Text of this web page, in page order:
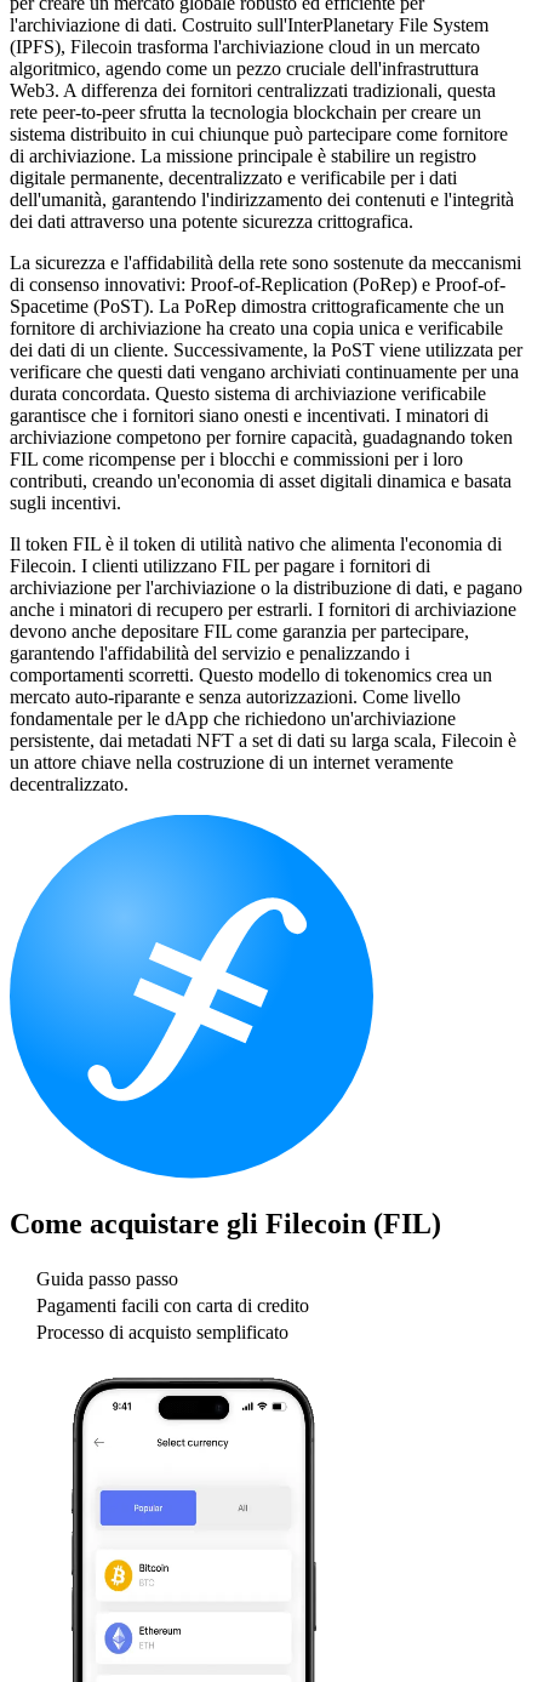
l'archiviazione di dati. Costruito sull'InterPlanetary File System
(IPFS), Filecoin trasforma l'archiviazione cloud in un mercato
algoritmico, agendo come un pezzo cruciale dell'infrastruttura
Web3. A differenza dei fornitori centralizzati tradizionali, questa
rete peer-to-peer sfrutta la tecnologia blockchain per creare un
sistema distribuito in cui chiunque può partecipare come fornitore
di archiviazione. La missione principale è stabilire un registro
digitale permanente, decentralizzato e verificabile per i dati
dell'umanità, garantendo l'indirizzamento dei contenuti e l'integrità
dei dati attraverso una potente sicurezza crittografica.
La sicurezza e l'affidabilità della rete sono sostenute da meccanismi
di consenso innovativi: Proof-of-Replication (PoRep) e Proof-of-
Spacetime (PoST). La PoRep dimostra crittograficamente che un
fornitore di archiviazione ha creato una copia unica e verificabile
dei dati di un cliente. Successivamente, la PoST viene utilizzata per
verificare che questi dati vengano archiviati continuamente per una
durata concordata. Questo sistema di archiviazione verificabile
garantisce che i fornitori siano onesti e incentivati. I minatori di
archiviazione competono per fornire capacità, guadagnando token
FIL come ricompense per i blocchi e commissioni per i loro
contributi, creando un'economia di asset digitali dinamica e basata
sugli incentivi.
Il token FIL è il token di utilità nativo che alimenta l'economia di
Filecoin. I clienti utilizzano FIL per pagare i fornitori di
archiviazione per l'archiviazione o la distribuzione di dati, e pagano
anche i minatori di recupero per estrarli. I fornitori di archiviazione
devono anche depositare FIL come garanzia per partecipare,
garantendo l'affidabilità del servizio e penalizzando i
comportamenti scorretti. Questo modello di tokenomics crea un
mercato auto-riparante e senza autorizzazioni. Come livello
fondamentale per le dApp che richiedono un'archiviazione
persistente, dai metadati NFT a set di dati su larga scala, Filecoin è
un attore chiave nella costruzione di un internet veramente
decentralizzato.
Come acquistare gli Filecoin (FIL)
Guida passo passo
Pagamenti facili con carta di credito
Processo di acquisto semplificato